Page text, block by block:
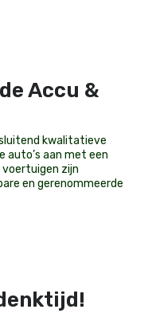
Accu &
kwalitatieve
auto’s aan met een
voertuigen zijn
en gerenommeerde